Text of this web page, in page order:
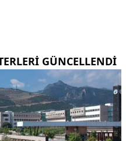
GÜNCELLENDI